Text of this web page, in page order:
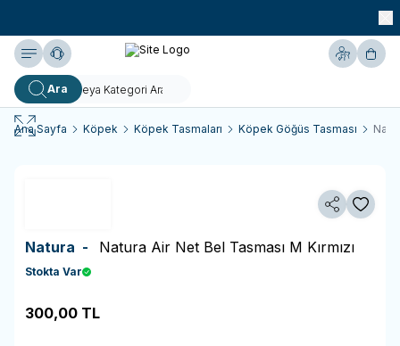
Yardım
Ara
Hesabım
Ana Sayfa Köpek Köpek Tasmaları Köpek Göğüs Tasması
Paylaş
Natura - Natura Air Net Bel Tasması M Kırmızı
Stokta Var
300,00 TL